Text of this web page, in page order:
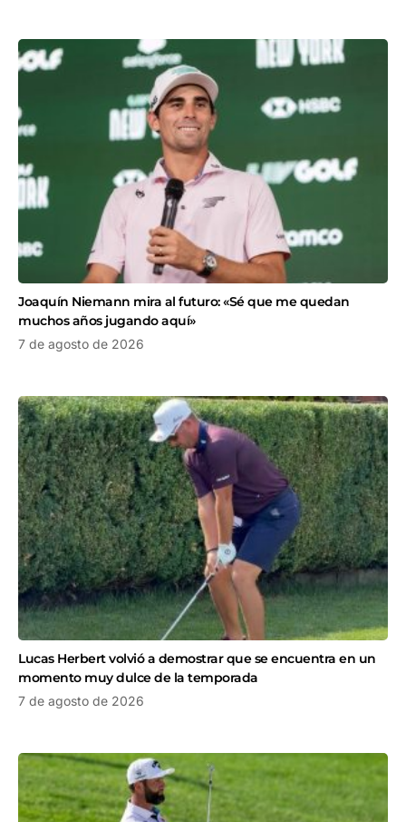
Joaquín Niemann mira al futuro: «Sé que me quedan
muchos años jugando aquí»
7 de agosto de 2026
Lucas Herbert volvió a demostrar que se encuentra en un
momento muy dulce de la temporada
7 de agosto de 2026